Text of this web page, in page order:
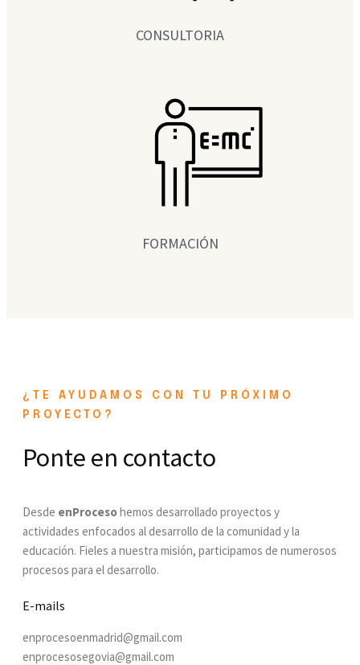
CONSULTORIA
FORMACIÓN
¿TE AYUDAMOS CON TU PRÓXIMO
PROYECTO?
Ponte en contacto
Desde enProcesohemos desarrollado proyectos y
actividades enfocados al desarrollo de la comunidad y la
educación. Fieles a nuestra misión, participamos de numerosos
procesos para el desarrollo.
E-mails
enprocesoenmadrid@gmail.com
enprocesosegovia@gmail.com